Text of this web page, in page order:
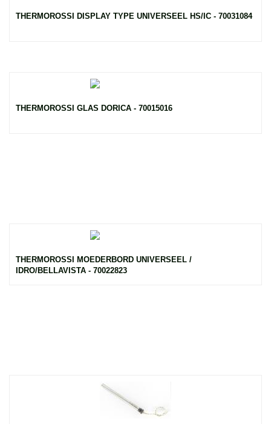
THERMOROSSI DISPLAY TYPE UNIVERSEEL HS/IC - 70031084
THERMOROSSI GLAS DORICA - 70015016
THERMOROSSI MOEDERBORD UNIVERSEEL /
IDRO/BELLAVISTA - 70022823